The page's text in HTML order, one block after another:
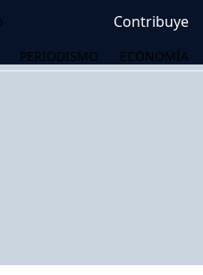
Contribuye
PERIODISMO ECONOMÍA